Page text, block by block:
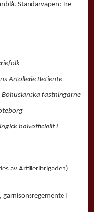
Standarvapen: Tre
Artollerie Betiente
fästningarne
halvofficiellt i
av Artilleribrigaden)
i